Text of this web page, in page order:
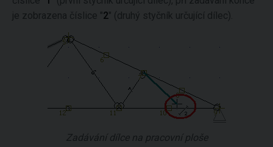
je zobrazena číslice "2" (druhý styčník určující dílec).
Zadávání dílce na pracovní ploše